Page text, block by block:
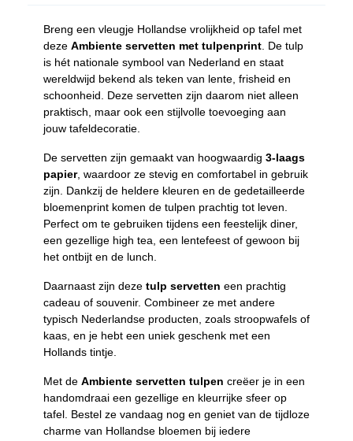
Breng een vleugje Hollandse vrolijkheid op tafel met
deze Ambiente servetten met tulpenprint. De tulp
is hét nationale symbool van Nederland en staat
wereldwijd bekend als teken van lente, frisheid en
schoonheid. Deze servetten zijn daarom niet alleen
praktisch, maar ook een stijlvolle toevoeging aan
jouw tafeldecoratie.
De servetten zijn gemaakt van hoogwaardig 3-laags
papier, waardoor ze stevig en comfortabel in gebruik
zijn. Dankzij de heldere kleuren en de gedetailleerde
bloemenprint komen de tulpen prachtig tot leven.
Perfect om te gebruiken tijdens een feestelijk diner,
een gezellige high tea, een lentefeest of gewoon bij
het ontbijt en de lunch.
Daarnaast zijn deze tulp servetten een prachtig
cadeau of souvenir. Combineer ze met andere
typisch Nederlandse producten, zoals stroopwafels of
kaas, en je hebt een uniek geschenk met een
Hollands tintje.
Met de Ambiente servetten tulpen creëer je in een
handomdraai een gezellige en kleurrijke sfeer op
tafel. Bestel ze vandaag nog en geniet van de tijdloze
charme van Hollandse bloemen bij iedere